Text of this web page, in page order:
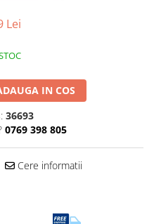
Lei
IN COS
36693
0769 398 805
Cere informatii